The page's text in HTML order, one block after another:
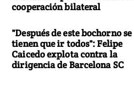
cooperación bilateral
"Después de este bochorno se
tienen que ir todos": Felipe
Caicedo explota contra la
dirigencia de Barcelona SC